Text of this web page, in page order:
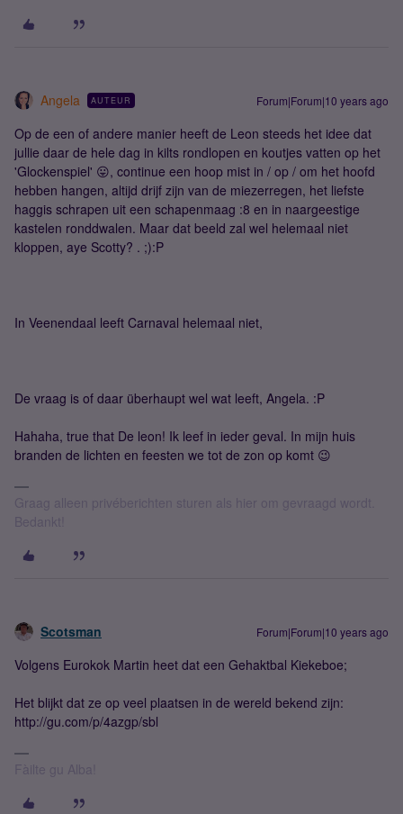
Angela AUTEUR Forum|Forum|10 years ago
Op de een of andere manier heeft de Leon steeds het idee dat
jullie daar de hele dag in kilts rondlopen en koutjes vatten op het
'Glockenspiel' 😛, continue een hoop mist in / op / om het hoofd
hebben hangen, altijd drijf zijn van de miezerregen, het liefste
haggis schrapen uit een schapenmaag :8 en in naargeestige
kastelen ronddwalen. Maar dat beeld zal wel helemaal niet
kloppen, aye Scotty? . ;):P
In Veenendaal leeft Carnaval helemaal niet,
De vraag is of daar überhaupt wel wat leeft, Angela. :P
Hahaha, true that De leon! Ik leef in ieder geval. In mijn huis
branden de lichten en feesten we tot de zon op komt 😉
Graag alleen privéberichten sturen als hier om gevraagd wordt.
Bedankt!
Scotsman Forum|Forum|10 years ago
Volgens Eurokok Martin heet dat een Gehaktbal Kiekeboe;
Het blijkt dat ze op veel plaatsen in de wereld bekend zijn:
http://gu.com/p/4azgp/sbl
Fàilte gu Alba!